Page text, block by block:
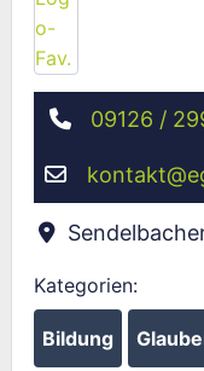
09126 /
kontakt@
Kategorien:
Bildung